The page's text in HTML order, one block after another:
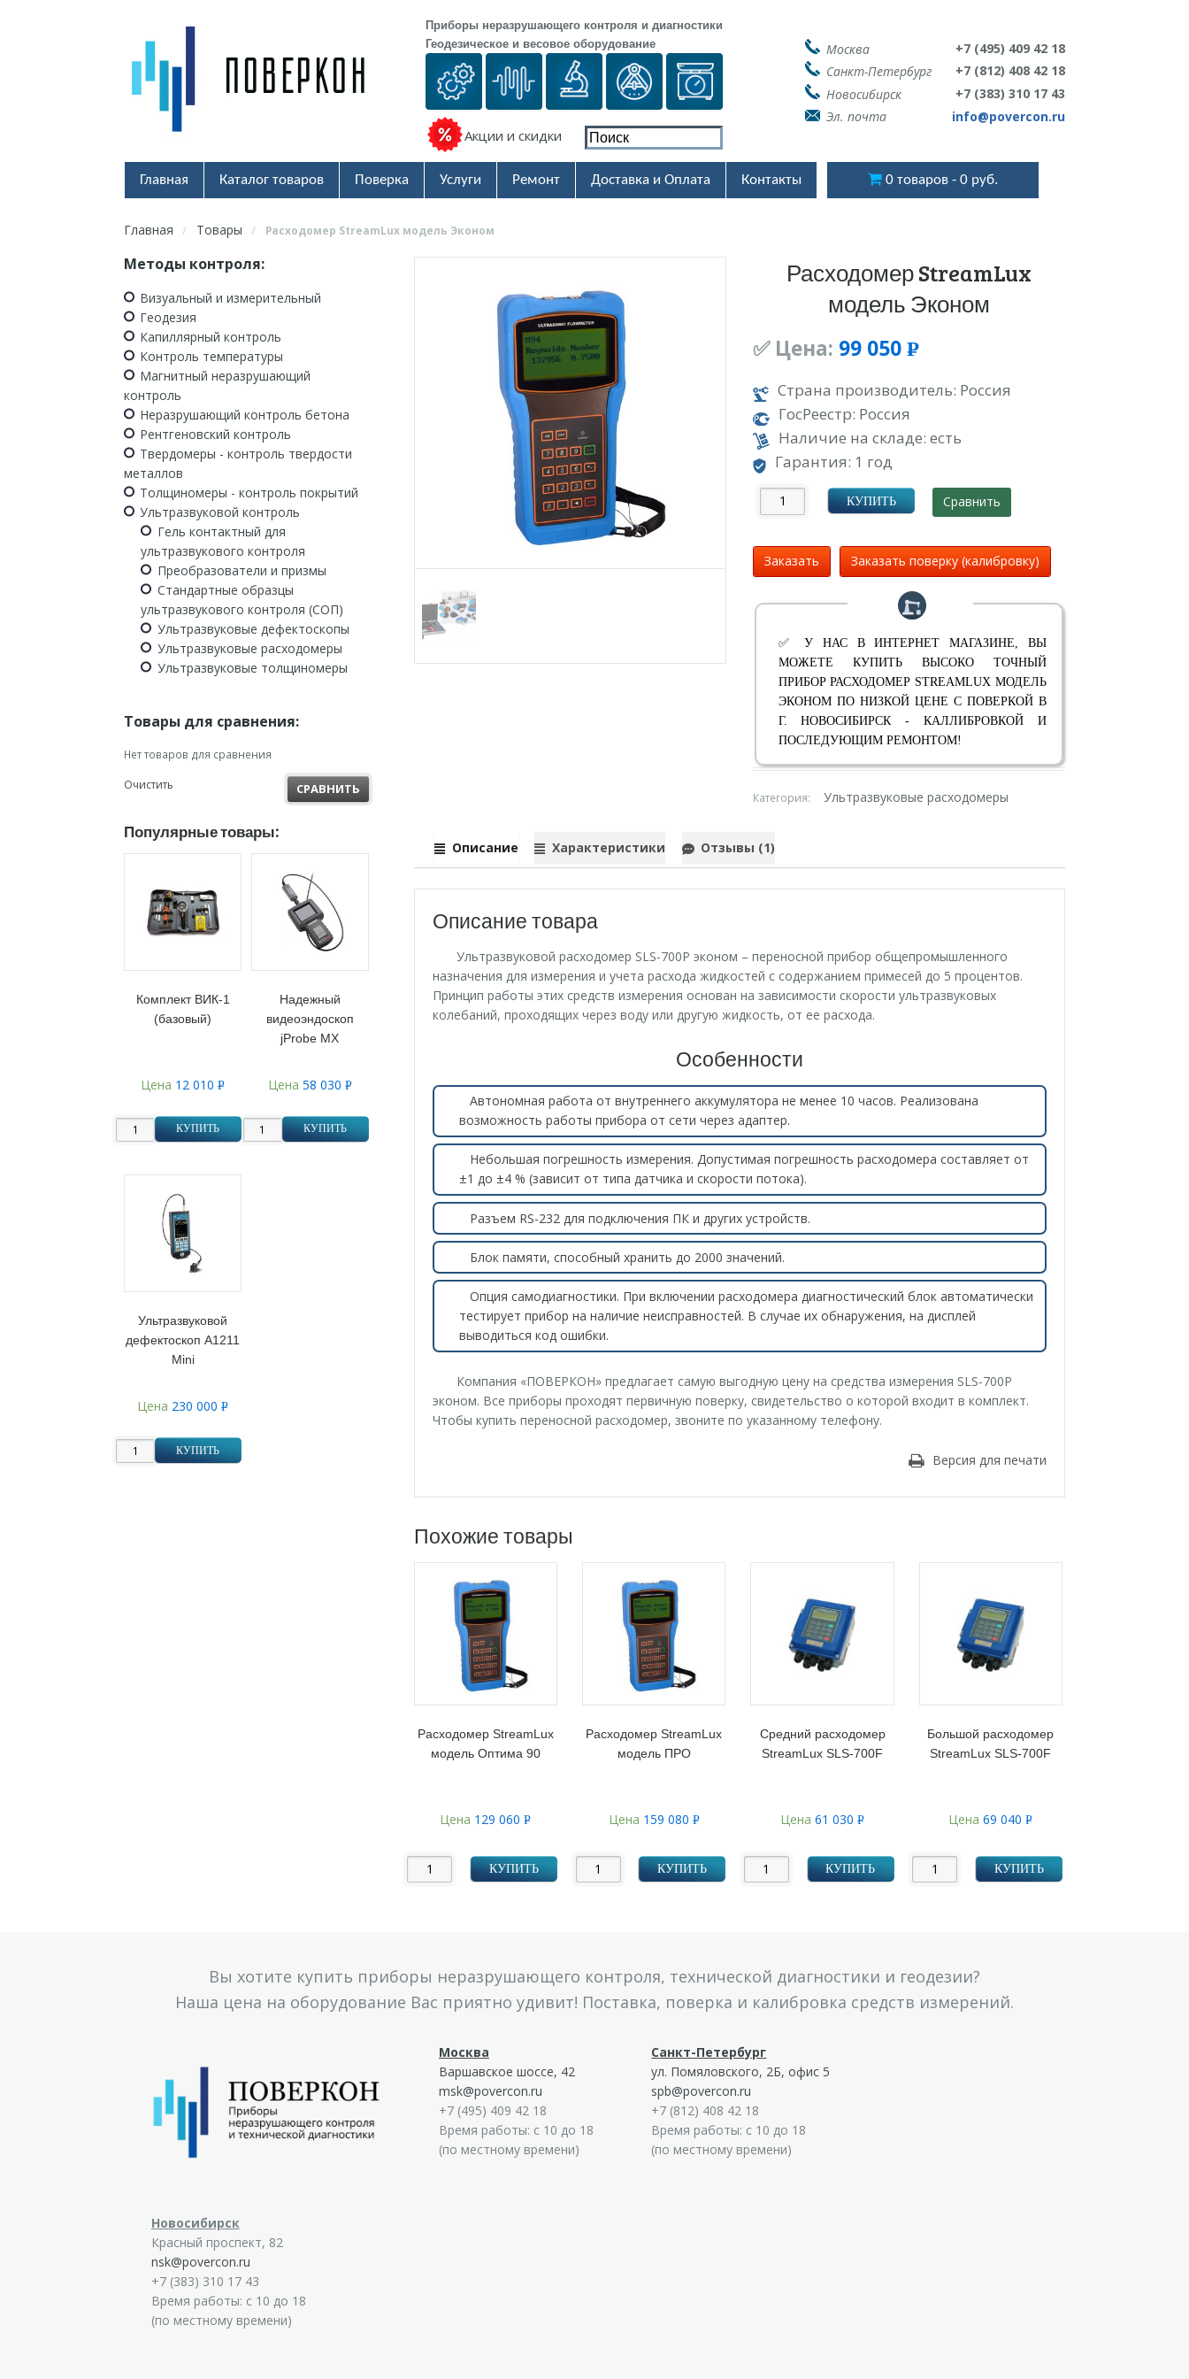
Приборы неразрушающего контроля и диагностики
Геодезическое и весовое оборудование
Акции и скидки
Москва
+7 (495) 409 42 18
Санкт-Петербург
+7 (812) 408 42 18
Новосибирск
+7 (383) 310 17 43
Эл. почта
info@povercon.ru
Главная Каталог товаров Поверка Услуги Ремонт Доставка и Оплата Контакты 0 товаров 0 руб.
Главная / Товары / Расходомер StreamLux модель Эконом
Расходомер StreamLux
модель Эконом
✅ Цена: 99 050 Р
УБ.
Страна производитель: Россия
ГосРеестр: Россия
Наличие на складе: есть
Гарантия: 1 год
КУПИТЬ Сравнить
Заказать Заказать поверку (калибровку)
✅ У НАС В ИНТЕРНЕТ МАГАЗИНЕ, ВЫ
МОЖЕТЕ КУПИТЬ ВЫСОКО ТОЧНЫЙ
ПРИБОР РАСХОДОМЕР STREAMLUX МОДЕЛЬ
ЭКОНОМ ПО НИЗКОЙ ЦЕНЕ С ПОВЕРКОЙ В
Г. НОВОСИБИРСК - КАЛЛИБРОВКОЙ И
ПОСЛЕДУЮЩИМ РЕМОНТОМ!
Категория: Ультразвуковые расходомеры
Описание Характеристики Отзывы (1)
Описание товара
Ультразвуковой расходомер SLS-700P эконом – переносной прибор общепромышленного
назначения для измерения и учета расхода жидкостей с содержанием примесей до 5 процентов.
Принцип работы этих средств измерения основан на зависимости скорости ультразвуковых
колебаний, проходящих через воду или другую жидкость, от ее расхода.
Особенности
Автономная работа от внутреннего аккумулятора не менее 10 часов. Реализована
возможность работы прибора от сети через адаптер.
Небольшая погрешность измерения. Допустимая погрешность расходомера составляет от
±1 до ±4 % (зависит от типа датчика и скорости потока).
Разъем RS-232 для подключения ПК и других устройств.
Блок памяти, способный хранить до 2000 значений.
Опция самодиагностики. При включении расходомера диагностический блок автоматически
тестирует прибор на наличие неисправностей. В случае их обнаружения, на дисплей
выводиться код ошибки.
Компания «ПОВЕРКОН» предлагает самую выгодную цену на средства измерения SLS-700P
эконом. Все приборы проходят первичную поверку, свидетельство о которой входит в комплект.
Чтобы купить переносной расходомер, звоните по указанному телефону.
Версия для печати
Похожие товары
Расходомер StreamLux
модель Оптима 90
Цена 129 060Р
КУПИТЬ
Расходомер StreamLux
модель ПРО
Цена 159 080 Р
КУПИТЬ
Средний расходомер
StreamLux SLS-700F
Цена61 030Р
КУПИТЬ
Большой расходомер
StreamLux SLS-700F
Цена69 040Р
КУПИТЬ
Методы контроля:
Визуальный и измерительный
Геодезия
Капиллярный контроль
Контроль температуры
Магнитный неразрушающий
контроль
Неразрушающий контроль бетона
Рентгеновский контроль
Твердомеры - контроль твердости
металлов
Толщиномеры - контроль покрытий
Ультразвуковой контроль
Гель контактный для
ультразвукового контроля
Преобразователи и призмы
Стандартные образцы
ультразвукового контроля (СОП)
Ультразвуковые дефектоскопы
Ультразвуковые расходомеры
Ультразвуковые толщиномеры
Товары для сравнения:
Нет товаров для сравнения
Очистить
СРАВНИТЬ
Популярные товары:
Комплект ВИК-1
(базовый)
Цена 12 010Р
КУПИТЬ
Надежный
видеоэндоскоп
jProbe MX
Цена 58 030 Р
КУПИТЬ
Ультразвуковой
дефектоскоп А1211
Mini
Цена 230 000Р
КУПИТЬ
Вы хотите купить приборы неразрушающего контроля, технической диагностики и геодезии?
Наша цена на оборудование Вас приятно удивит! Поставка, поверка и калибровка средств измерений.
Москва
Варшавское шоссе, 42
msk@povercon.ru
+7 (495) 409 42 18
Время работы: с 10 до 18
(по местному времени)
Санкт-Петербург
ул. Помяловского, 2Б, офис 5
spb@povercon.ru
+7 (812) 408 42 18
Время работы: с 10 до 18
(по местному времени)
Новосибирск
Красный проспект, 82
nsk@povercon.ru
+7 (383) 310 17 43
Время работы: с 10 до 18
(по местному времени)